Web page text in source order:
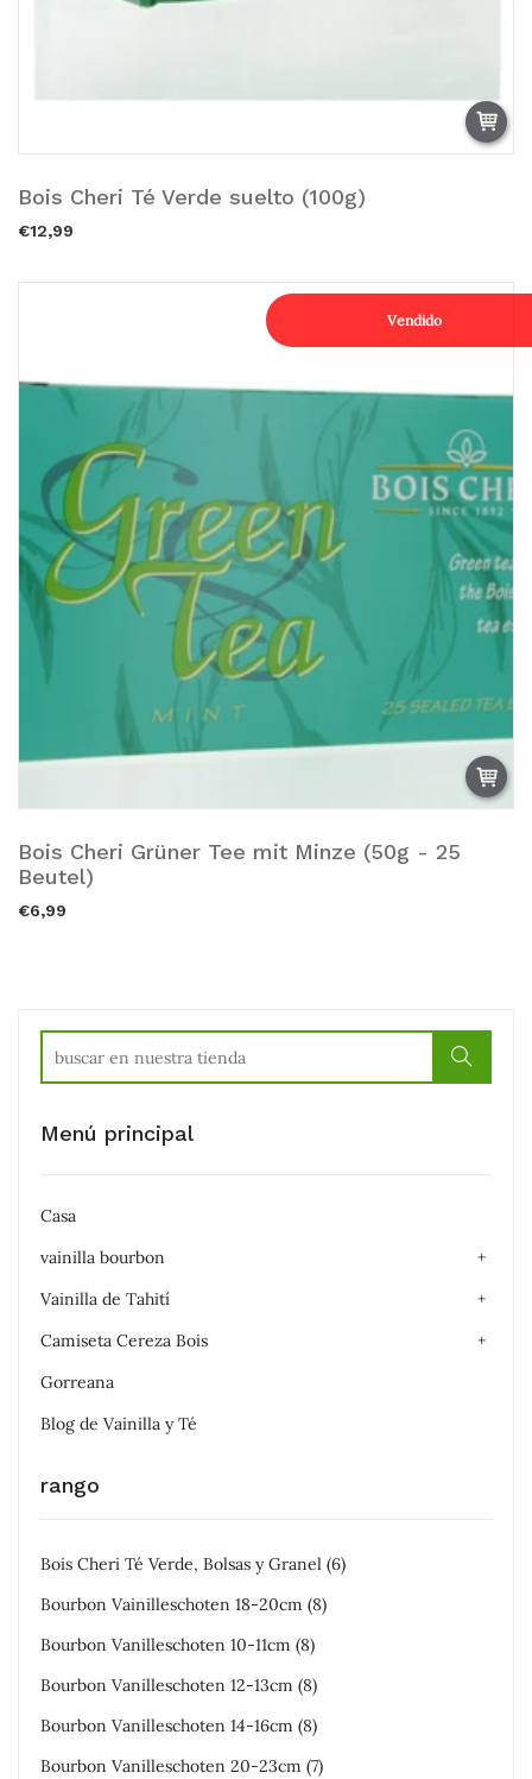
Bois Cheri Té Verde suelto (100g)
€12,99
Vendido
Bois Cheri Grüner Tee mit Minze (50g - 25
Beutel)
Vendido.
€6,99
Menú principal
Casa
vainilla bourbon
Vainilla de Tahití
Camiseta Cereza Bois
Gorreana
Blog de Vainilla y Té
rango
Bois Cheri Té Verde, Bolsas y Granel (6)
Bourbon Vainilleschoten 18-20cm (8)
Bourbon Vanilleschoten 10-11cm (8)
Bourbon Vanilleschoten 12-13cm (8)
Bourbon Vanilleschoten 14-16cm (8)
Bourbon Vanilleschoten 20-23cm (7)